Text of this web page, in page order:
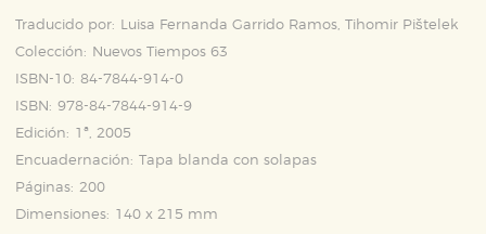
Traducido por:
Luisa Fernanda Garrido Ramos, Tihomir Pištelek
Colección:
Nuevos Tiempos 63
ISBN-10: 84-7844-914-0
ISBN: 978-84-7844-914-9
Edición: 1ª, 2005
Encuadernación: Tapa blanda con solapas
Páginas: 200
Dimensiones: 140 x 215 mm